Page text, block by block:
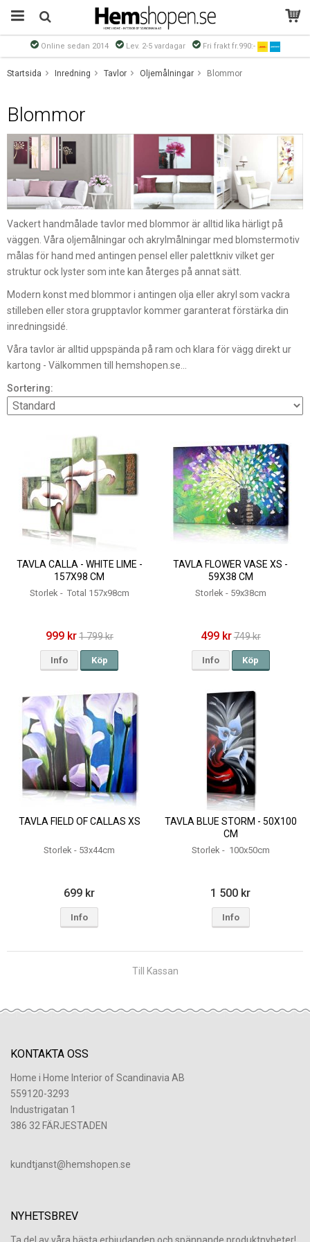
Online sedan 2014 Lev. 2-5 vardagar Fri frakt fr.990:-
Startsida Inredning Tavlor Oljemålningar Blommor
Blommor
Vackert handmålade tavlor med blommor är alltid lika härligt på
väggen. Våra oljemålningar och akrylmålningar med blomstermotiv
målas för hand med antingen pensel eller palettkniv vilket ger
struktur ock lyster som inte kan återges på annat sätt.
Modern konst med blommor i antingen olja eller akryl som vackra
stilleben eller stora grupptavlor kommer garanterat förstärka din
inredningsidé.
Våra tavlor är alltid uppspända på ram och klara för vägg direkt ur
kartong - Välkommen till hemshopen.se...
Sortering:
TAVLA CALLA - WHITE LIME -
157X98 CM
Storlek - Total 157x98cm
999 kr1 799 kr
Info Köp
TAVLA FLOWER VASE XS -
59X38 CM
Storlek - 59x38cm
499 kr749 kr
Info Köp
TAVLA FIELD OF CALLAS XS
Storlek - 53x44cm
699 kr
Info
TAVLA BLUE STORM - 50X100
CM
Storlek - 100x50cm
1 500 kr
Info
Till Kassan
KONTAKTA OSS
Home i Home Interior of Scandinavia AB
559120-3293
Industrigatan 1
386 32 FÄRJESTADEN
​kundtjanst@hemshopen.se
NYHETSBREV